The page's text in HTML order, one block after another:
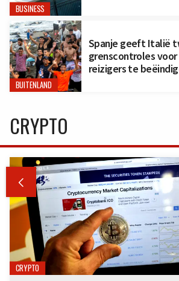
BUSINESS
BUITENLAND
Spanje geeft Italië
grenscontroles voor
reizigers te
CRYPTO

CRYPTO